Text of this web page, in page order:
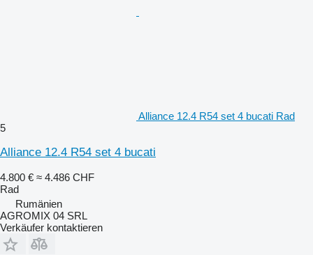
Alliance 12.4 R54 set 4 bucati Rad
5
Alliance 12.4 R54 set 4 bucati
4.800 € ≈ 4.486 CHF
Rad
Rumänien
AGROMIX 04 SRL
Verkäufer kontaktieren